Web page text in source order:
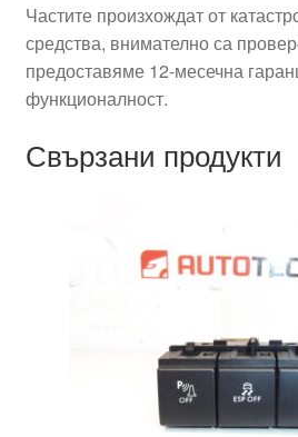
Частите произхождат от
средства, внимателно са
предоставяме 12-месечна
функционалност.
Свързани продукти